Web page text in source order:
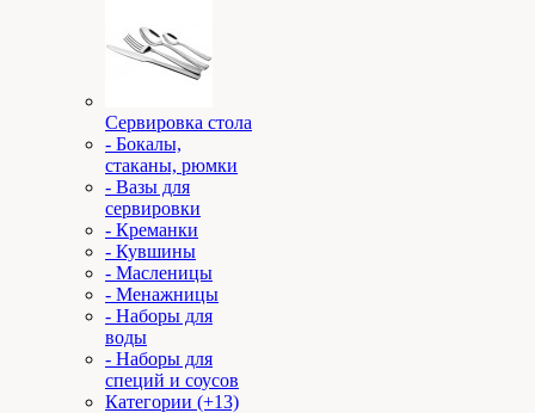
Сервировка стола
- Бокалы,
стаканы, рюмки
- Вазы для
сервировки
- Креманки
- Кувшины
- Масленицы
- Менажницы
- Наборы для
воды
- Наборы для
специй и соусов
Категории (+13)